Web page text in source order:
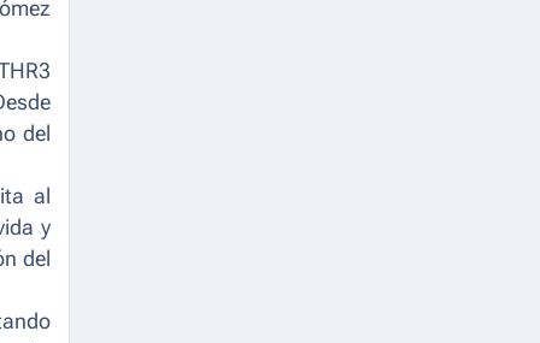
del
al
y
del